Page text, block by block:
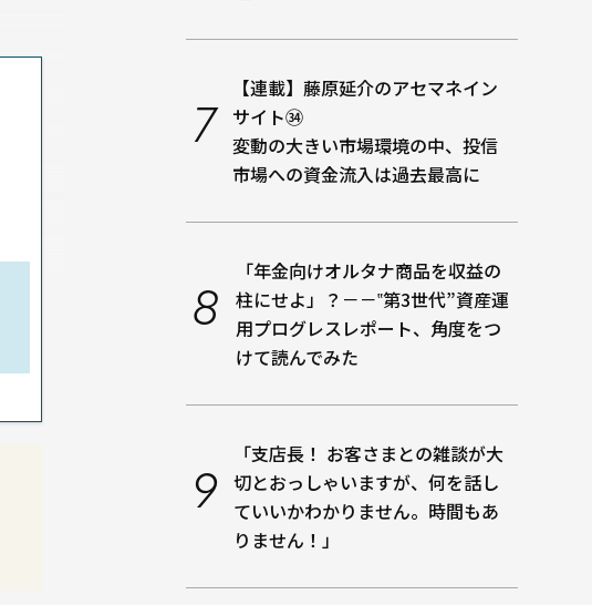
【連載】藤原延介のアセマネイン
サイト㉞
変動の大きい市場環境の中、投信
市場への資金流入は過去最高に
「年金向けオルタナ商品を収益の
柱にせよ」？－－‟第3世代”資産運
用プログレスレポート、角度をつ
けて読んでみた
「支店長！ お客さまとの雑談が大
切とおっしゃいますが、何を話し
ていいかわかりません。時間もあ
りません！」